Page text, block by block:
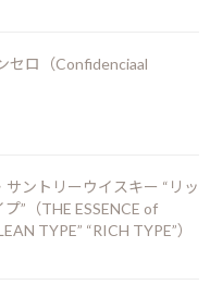
治茶の老舗である堀井七
過去に数回数量限定で
た足利将軍が指定した
りました。ほとんどの茶
が、唯一残っている奥の
セロ（Confidenciaal
ントリーウイスキー “リッ
”（THE ESSENCE of
TYPE” “RICH TYPE”）